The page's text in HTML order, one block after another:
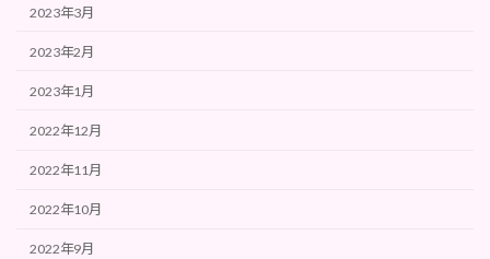
2023年3月
2023年2月
2023年1月
2022年12月
2022年11月
2022年10月
2022年9月